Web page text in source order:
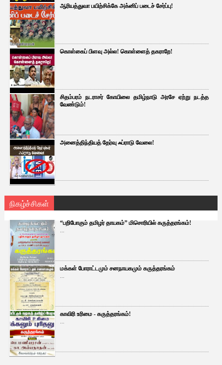
ஆரியத்துவா பயிற்சிக்கே அக்னிப் படைச் சேர்ப்பு!
கொள்கைப் பிளவு அல்ல! கொள்ளைத் தகராறே!
சிதம்பரம் நடராசர் கோயிலை தமிழ்நாடு அரசே ஏற்று நடத்த
வேண்டும்!
அனைத்திந்தியத் தேர்வு ஃப்ராடு வேலை!
நிகழ்ச்சிகள்
“பறிபோகும் தமிழர் தாயகம்” மிசொரியில் கருத்தரங்கம்!
...
மக்கள் போராட்டமும் சனநாயகமும் கருத்தரங்கம்
...
காவிரி உரிமை - கருத்தரங்கம்!
...